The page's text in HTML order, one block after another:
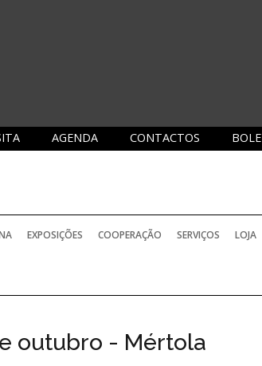
CONTACTOS
AGENDA
EXPOSIÇÕES COOPERAÇÃO SERVIÇOS LOJA
outubro - Mértola